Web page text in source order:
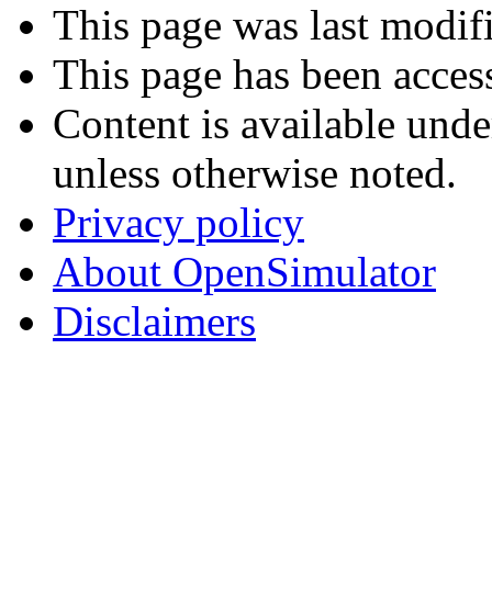
This page was last
This page has been
Content is available
unless otherwise noted.
Privacy policy
About OpenSimulator
Disclaimers